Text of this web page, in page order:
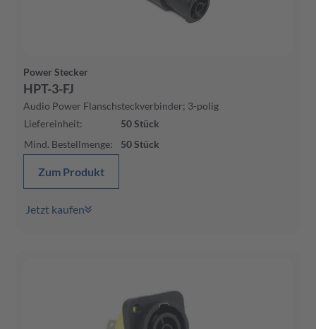
Power Stecker
HPT-3-FJ
Audio Power Flanschsteckverbinder; 3-polig
Liefereinheit: 50Stück
Mind. Bestellmenge: 50Stück
Zum Produkt
Jetzt kaufen